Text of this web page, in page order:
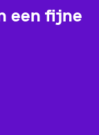
een fijne